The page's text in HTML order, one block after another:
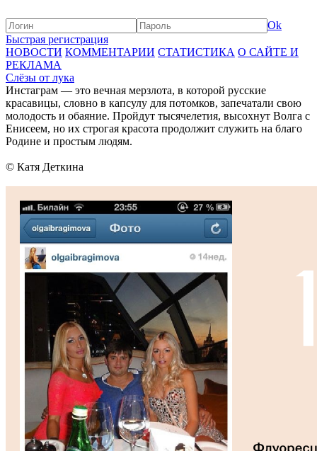
Ok
Быстрая регистрация
НОВОСТИ КОММЕНТАРИИ СТАТИСТИКА О САЙТЕ И
РЕКЛАМА
Слёзы от лука
Инстаграм — это вечная мерзлота, в которой русские
красавицы, словно в капсулу для потомков, запечатали свою
молодость и обаяние. Пройдут тысячелетия, высохнут Волга с
Енисеем, но их строгая красота продолжит служить на благо
Родине и простым людям.
© Катя Деткина